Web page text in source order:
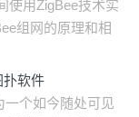
使用ZigBee技术实
组网的原理和相
扑软件
一个如今随处可见